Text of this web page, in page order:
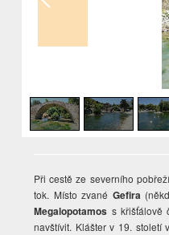
Při cestě ze severního
tok. Místo zvané Gefira
Megalopotamos s
navštívit. Klášter v 19.